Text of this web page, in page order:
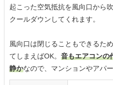
起こった空気抵抗を風向口から
クールダウンしてくれます。
風向口は閉じることもできるた
てしまえばOK。 音もエアコンの
静かなので、マンションやアパ